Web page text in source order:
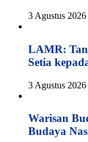
3 Agustus 2026
LAMR:
Setia
3 Agustus 2026
Warisan
Budaya